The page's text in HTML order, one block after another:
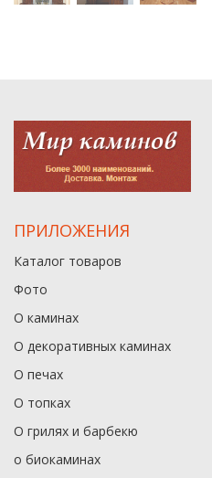
ПРИЛОЖЕНИЯ
Каталог товаров
Фото
О каминах
О декоративных каминах
О печах
О топках
О грилях и барбекю
о биокаминах